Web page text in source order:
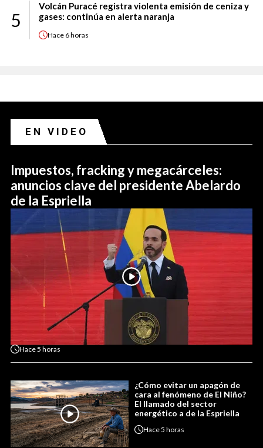
5
Volcán Puracé registra violenta emisión de ceniza y
gases: continúa en alerta naranja
Hace 6 horas
EN VIDEO
Impuestos, fracking y megacárceles:
anuncios clave del presidente Abelardo
de la Espriella
Hace5 horas
¿Cómo evitar un apagón de
cara al fenómeno de El Niño?
El llamado del sector
energético a de la Espriella
Hace5 horas